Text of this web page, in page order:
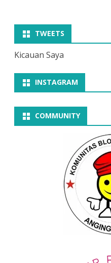
TWEETS
Kicauan Saya
INSTAGRAM
COMMUNITY